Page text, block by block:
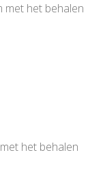
met het behalen
het behalen